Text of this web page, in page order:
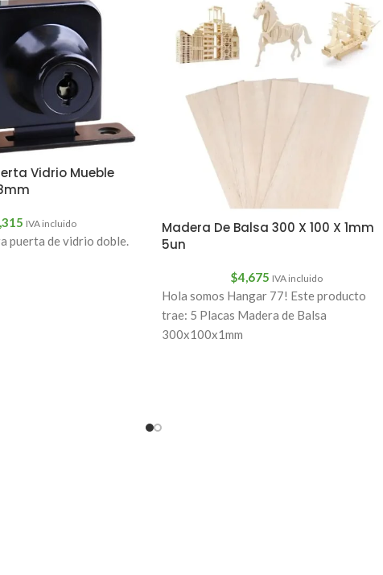
Vidrio Mueble
IVA incluido
puerta de vidrio doble.
Madera De Balsa 300 X 100 X 1mm
5un
$4,675 IVA incluido
Hola somos Hangar 77! Este producto
trae: 5 Placas Madera de Balsa
300x100x1mm